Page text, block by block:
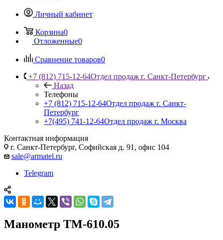
Личный кабинет
Корзина0
Отложенные0
Сравнение товаров0
+7 (812) 715-12-64Отдел продаж г. Санкт-Петербург
Назад
Телефоны
+7 (812) 715-12-64Отдел продаж г. Санкт-
Петербург
+7(495) 741-12-64Отдел продаж г. Москва
Контактная информация
г. Санкт-Петербург, Софийская д. 91, офис 104
sale@armatel.ru
Telegram
Манометр ТМ-610.05